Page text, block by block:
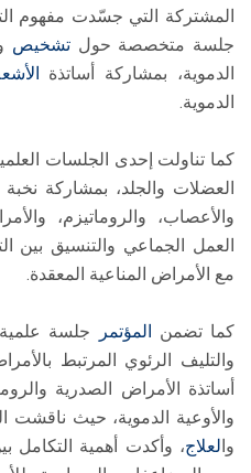
المشتركة التي جسّدت مفهوم
جلسة متخصصة حول تشخيص
الدموية، بمشاركة أساتذة
الدموية.
كما تناولت إحدى الجلسات
العضلات والجلد، بمشاركة
والأعصاب، والروماتيزم،
العمل الجماعي والتنسيق بين
مع الأمراض المناعية المعقدة.
كما تضمن المؤتمر
جلسة
والتليف الرئوي المرتبط
أساتذة الأمراض الصدرية
والأوعية الدموية، حيث
وا لعلاج، وأكدت أهمية التكامل